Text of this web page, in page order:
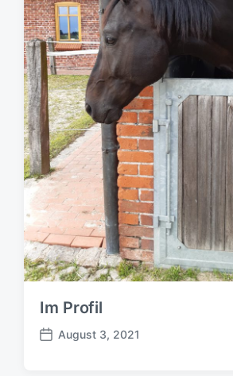
m
Im Profil
B
August 3, 2021